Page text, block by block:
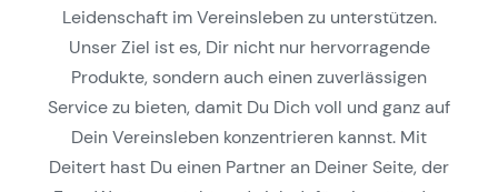
Leidenschaft im Vereinsleben zu unterstützen.
Unser Ziel ist es, Dir nicht nur hervorragende
Produkte, sondern auch einen zuverlässigen
Service zu bieten, damit Du Dich voll und ganz auf
Dein Vereinsleben konzentrieren kannst. Mit
Deitert hast Du einen Partner an Deiner Seite, der